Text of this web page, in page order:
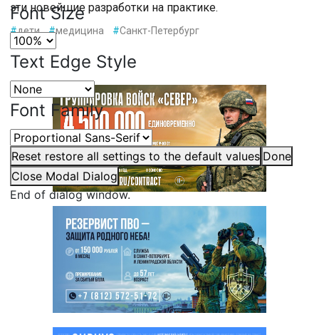
Font Size
Text Edge Style
Font Family
Reset restore all settings to the default values Done
Close Modal Dialog
End of dialog window.
эти новейшие разработки на практике.
#дети #медицина #Санкт-Петербург